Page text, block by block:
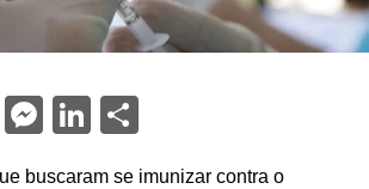
Twitter
Messenger
LinkedIn
buscaram se imunizar contra o